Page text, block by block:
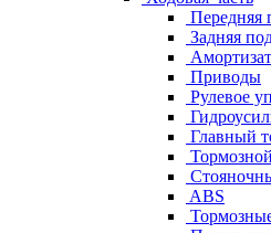
Передняя
Задняя
Приводы
Рулевое
Главный
ABS